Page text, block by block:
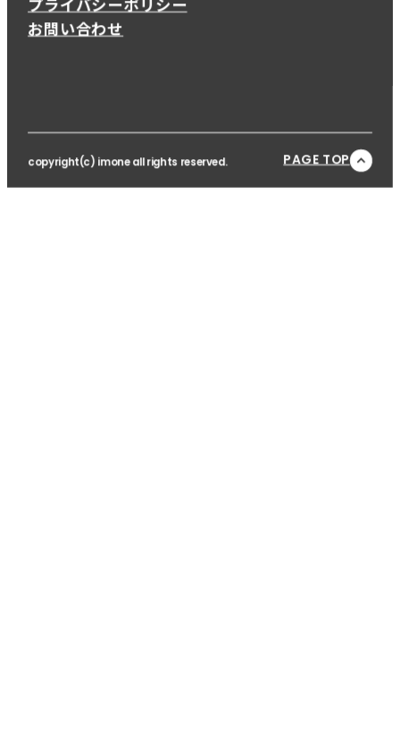
お問い合わせ
copyright(c) imone all rights reserved. PAGE TOP